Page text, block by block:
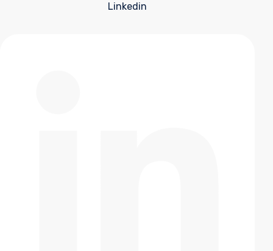
Linkedin